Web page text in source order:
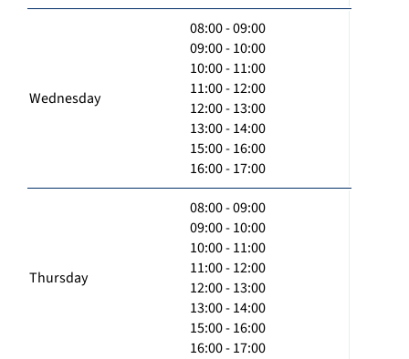
Wednesday
08:00 - 09:00
09:00 - 10:00
10:00 - 11:00
11:00 - 12:00
12:00 - 13:00
13:00 - 14:00
15:00 - 16:00
16:00 - 17:00
Thursday
08:00 - 09:00
09:00 - 10:00
10:00 - 11:00
11:00 - 12:00
12:00 - 13:00
13:00 - 14:00
15:00 - 16:00
16:00 - 17:00